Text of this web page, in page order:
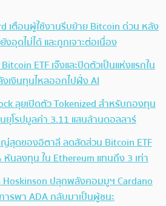
เตือนผู้ใช้งานรีบย้าย Bitcoin ด่วน หลัง
งอุดไม่ได้ และถูกเจาะต่อเนื่อง
ETF เจ๊งและปิดตัวเป็นแห่งแรกใน
เงินทุนไหลออกไปฝั่ง AI
ลุยเปิดตัว Tokenized สำหรับกองทุน
ยุโรปมูลค่า 3.11 แสนล้านดอลลาร์
สุดของอิตาลี ลดสัดส่วน Bitcoin ETF
หันลงทุน ใน Ethereum แทนถึง 3 เท่า
Hoskinson ปลุกพลังคอมมูฯ Cardano
รพา ADA กลับมาเป็นผู้ชนะ